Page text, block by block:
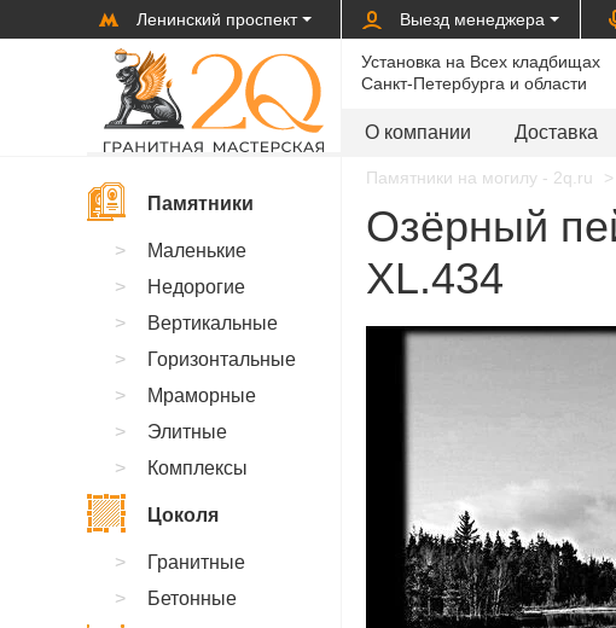
Ленинский проспект Выезд менеджера
Установка на Всех кладбищах
Санкт-Петербурга и области
О компании Доставка
Памятники на могилу - 2q.ru
Озёрный
XL.434
Памятники
Маленькие
Недорогие
Вертикальные
Горизонтальные
Мраморные
Элитные
Комплексы
Цоколя
Гранитные
Бетонные